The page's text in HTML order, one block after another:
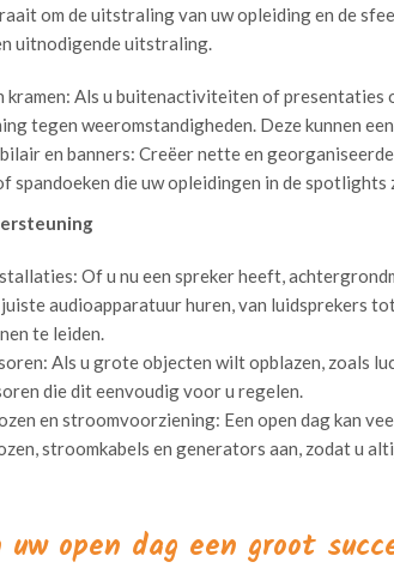
om de uitstraling van uw opleiding en de
uitnodigende uitstraling.
kramen: Als u buitenactiviteiten of
tegen weeromstandigheden. Deze kunnen
en banners: Creëer nette en
spandoeken die uw opleidingen in de spotlights
Of u nu een spreker heeft,
audioapparatuur huren, van luidsprekers
te leiden.
Als u grote objecten wilt opblazen, zoals
die dit eenvoudig voor u regelen.
en stroomvoorziening: Een open dag kan
stroomkabels en generators aan, zodat u
uw open dag een groot